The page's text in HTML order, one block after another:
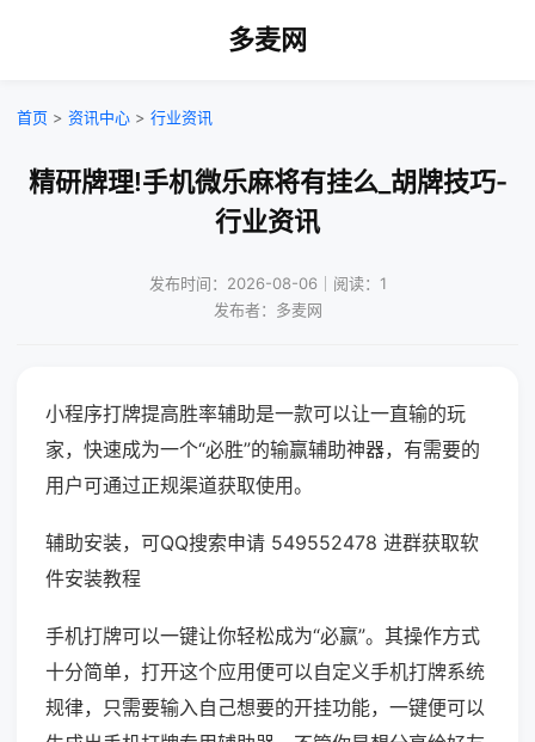
多麦网
首页 > 资讯中心 > 行业资讯
精研牌理!手机微乐麻将有挂么_胡牌技巧-
行业资讯
发布时间：2026-08-06｜阅读：1
发布者：多麦网
小程序打牌提高胜率辅助是一款可以让一直输的玩
家，快速成为一个“必胜”的输赢辅助神器，有需要的
用户可通过正规渠道获取使用。
辅助安装，可QQ搜索申请 549552478 进群获取软
件安装教程
手机打牌可以一键让你轻松成为“必赢”。其操作方式
十分简单，打开这个应用便可以自定义手机打牌系统
规律，只需要输入自己想要的开挂功能，一键便可以